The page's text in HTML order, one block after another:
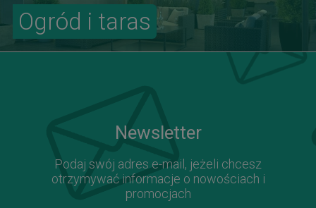
Ogród i taras
Newsletter
Podaj swój adres e-mail, jeżeli chcesz
otrzymywać informacje o nowościach i
promocjach